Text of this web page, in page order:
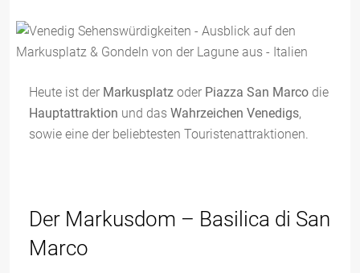
Heute ist der Markusplatz oder Piazza San Marco die
Hauptattraktion und das Wahrzeichen Venedigs,
sowie eine der beliebtesten Touristenattraktionen.
Der Markusdom – Basilica di San
Marco